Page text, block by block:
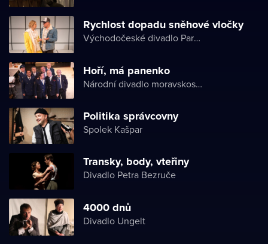
Rychlost dopadu sněhové vločky
Východočeské divadlo Pardubice
Hoří, má panenko
Národní divadlo moravskoslezské
Politika správcovny
Spolek Kašpar
Transky, body, vteřiny
Divadlo Petra Bezruče
4000 dnů
Divadlo Ungelt